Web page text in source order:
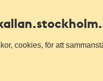
cookies, för att